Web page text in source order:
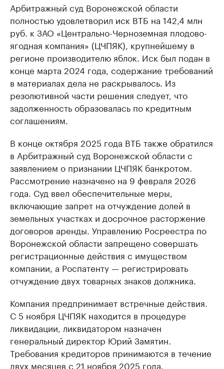
Арбитражный суд Воронежской области
полностью удовлетворил иск ВТБ на 142,4 млн
руб. к ЗАО «Центрально-Черноземная плодово-
ягодная компания» (ЦЧПЯК), крупнейшему в
регионе производителю яблок. Иск был подан в
конце марта 2024 года, содержание требований
в материалах дела не раскрывалось. Из
резолютивной части решения следует, что
задолженность образовалась по кредитным
соглашениям.
В конце октября 2025 года ВТБ также обратился
в Арбитражный суд Воронежской области с
заявлением о признании ЦЧПЯК банкротом.
Рассмотрение назначено на 9 февраля 2026
года. Суд ввел обеспечительные меры,
включающие запрет на отчуждение долей в
земельных участках и досрочное расторжение
договоров аренды. Управлению Росреестра по
Воронежской области запрещено совершать
регистрационные действия с имуществом
компании, а Роспатенту — регистрировать
отчуждение двух товарных знаков должника.
Компания предпринимает встречные действия.
С 5 ноября ЦЧПЯК находится в процедуре
ликвидации, ликвидатором назначен
генеральный директор Юрий Замятин.
Требования кредиторов принимаются в течение
двух месяцев с 21 ноября 2025 года.